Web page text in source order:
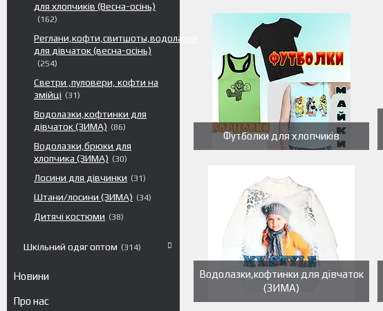
для хлопчиків (Весна-осінь)
162
Реглани,кофти,свитшоты,водолазки
для дівчаток (весна-осінь)
254
Светри ,пуловери, кофти на
змійці
31
Водолазки,кофтинки для
дівчаток (ЗИМА)
86
Водолазки,брюки для
хлопчика (ЗИМА)
30
Лосини для дівчинки 31
Штани/лосини (ЗИМА) 34
Дитячі костюми 38
Шкільний одяг оптом 314
Новини
Про нас
Футболки для хлопчиків
Водолазки,кофтинки для дівчаток
(ЗИМА)